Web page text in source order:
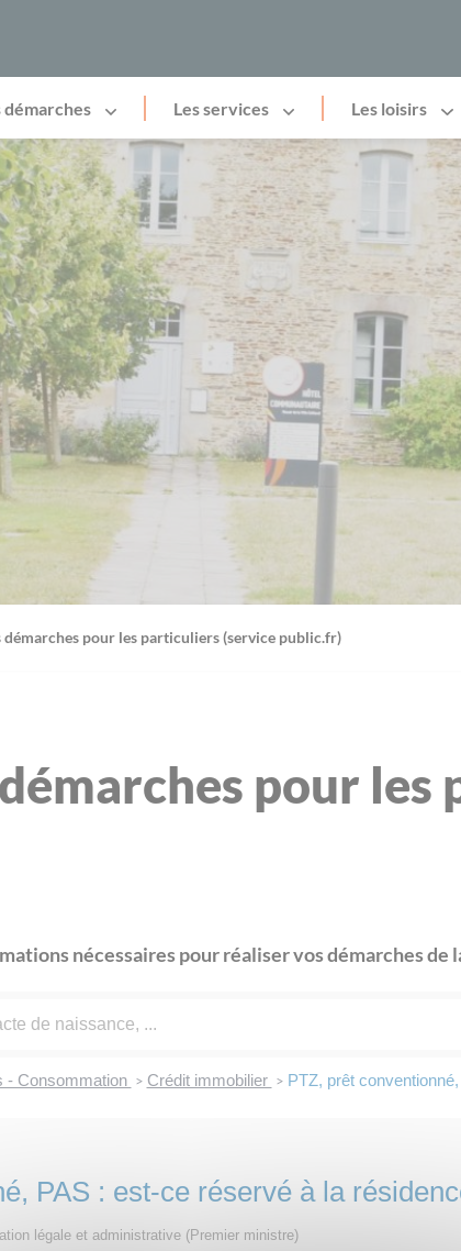
démarches Les services Les loisirs
démarches pour les particuliers (service public.fr)
pour
nécessaires pour réaliser vos démarches de
- Consommation > Crédit immobilier > PTZ, prêt
PAS : est-ce réservé à la
légale et administrative (Premier ministre)